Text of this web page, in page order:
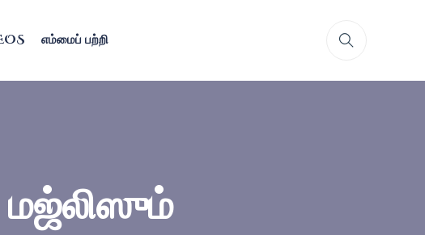
எம்மைப் பற்றி